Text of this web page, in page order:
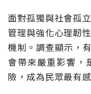
面對孤獨與社會孤
管理與強化心理韌
機制。調查顯示，
會帶來嚴重影響，
險，成為民眾最有